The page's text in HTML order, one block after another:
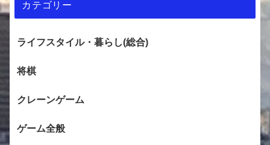
カテゴリー
ライフスタイル・暮らし(総合)
将棋
クレーンゲーム
ゲーム全般